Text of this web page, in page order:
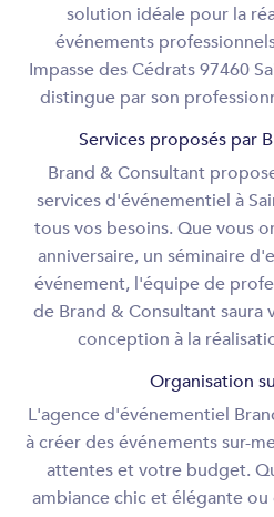
solution idéale pour la
événements
Impasse des Cédrats 97460
distingue par son
Services proposés par
Brand & Consultant
services d'événementiel à
tous vos besoins. Que vous
anniversaire, un séminaire
événement, l'équipe de
de Brand & Consultant saura
conception à la
Organisation
L'agence d'événementiel
à créer des événements sur-
attentes et votre budget.
ambiance chic et élégante